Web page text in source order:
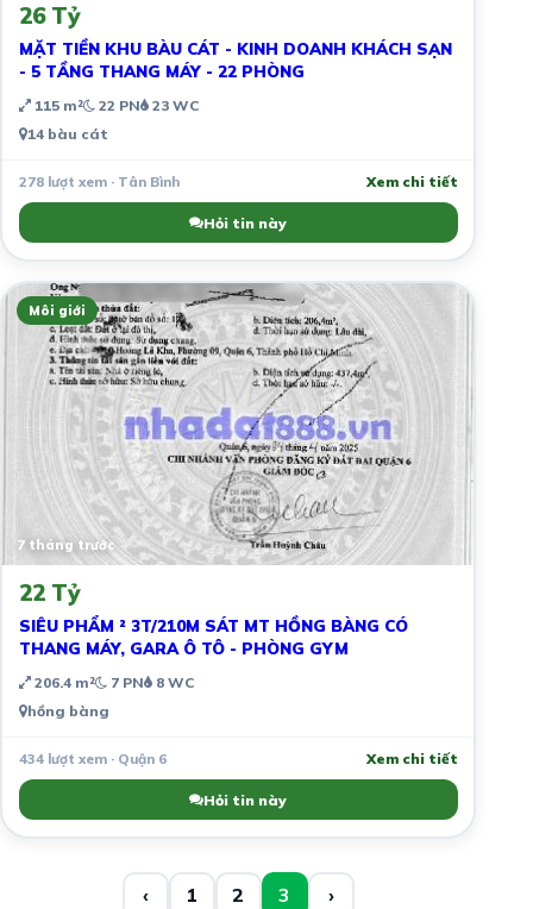
26 Tỷ
MẶT TIỀN KHU BÀU CÁT - KINH DOANH KHÁCH SẠN
- 5 TẦNG THANG MÁY - 22 PHÒNG
115 m² 22 PN 23 WC
14 bàu cát
278 lượt xem · Tân Bình Xem chi tiết
Hỏi tin này
Môi giới
7 tháng trước
22 Tỷ
SIÊU PHẨM ² 3T/210M SÁT MT HỒNG BÀNG CÓ
THANG MÁY, GARA Ô TÔ - PHÒNG GYM
206.4 m² 7 PN 8 WC
hồng bàng
434 lượt xem · Quận 6 Xem chi tiết
Hỏi tin này
‹ 1 2 3 ›